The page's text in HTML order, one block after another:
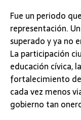
Fue un periodo
representación.
superado y ya no
La participación
educación cívica,
fortalecimiento
cada vez menos
gobierno tan